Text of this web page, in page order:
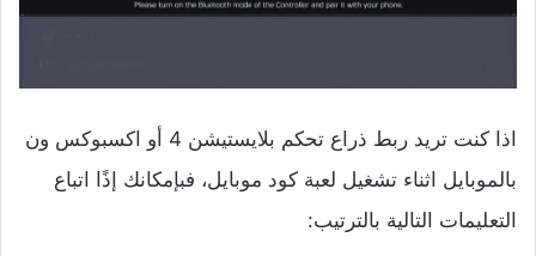
اذا كنت تريد ربط ذراع تحكم بلايستيشن 4 أو اكسبوكس ون
بالموبايل اثناء تشغيل لعبة كود موبايل، فبإمكانك إذًا اتباع
التعليمات التالية بالترتيب: